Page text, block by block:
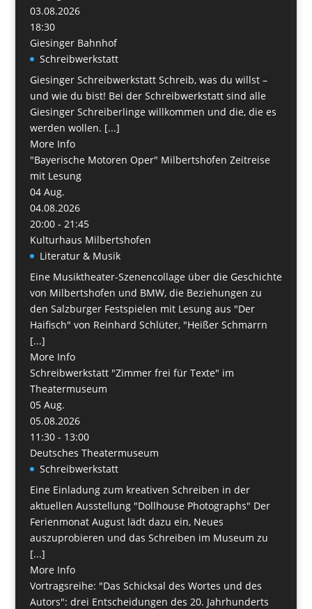
03.08.2026
18:30
Giesinger Bahnhof
Schreibwerkstatt
Giesinger Schreibwerkstatt Schreib, was du willst –
und wie du bist! Bei der Schreibwerkstatt sind alle
Giesinger Schreiberlinge willkommen und die, die es
werden wollen. [...]
More Info
"Bayerische Motoren Oper" Milbertshofen Zeitreise
mit Lesung
04 Aug.
04.08.2026
20:00 - 21:45
Kulturhaus Milbertshofen
Literatur & Musik
Eine Musiktheater-Szenencollage über die Geschichte
von Milbertshofen und BMW, die Beziehungen zu
den Salzburger Festspielen mit Lesung aus "Der
Haifisch" von Reinhard Schlüter, "Heißer Schmarrn
[...]
More Info
Schreibwerkstatt "Zimmer frei für Texte" im
Theatermuseum
05 Aug.
05.08.2026
11:30 - 13:00
Deutsches Theatermuseum
Schreibwerkstatt
Eine Einladung zum kreativen Schreiben in der
aktuellen Ausstellung "Dollhouse Photographs" Der
Ferienmonat August lädt dazu ein, Neues
auszuprobieren und das Schreiben im Museum zu
[...]
More Info
Vortragsreihe: "Das Schicksal des Wortes und des
Autors": drei Entscheidungen des 20. Jahrhunderts